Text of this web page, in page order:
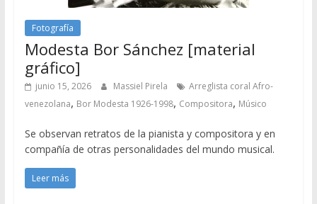
Fotografía
Modesta Bor Sánchez [material
gráfico]
junio 15, 2026 Massiel Pirela
Arreglista coral Afro-
venezolana, Bor Modesta 1926-1998, Compositora, Músico
Se observan retratos de la pianista y compositora y en
compañía de otras personalidades del mundo musical.
Leer más